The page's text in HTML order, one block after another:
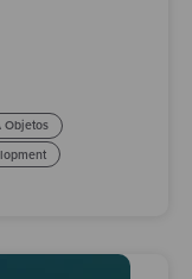
Objetos